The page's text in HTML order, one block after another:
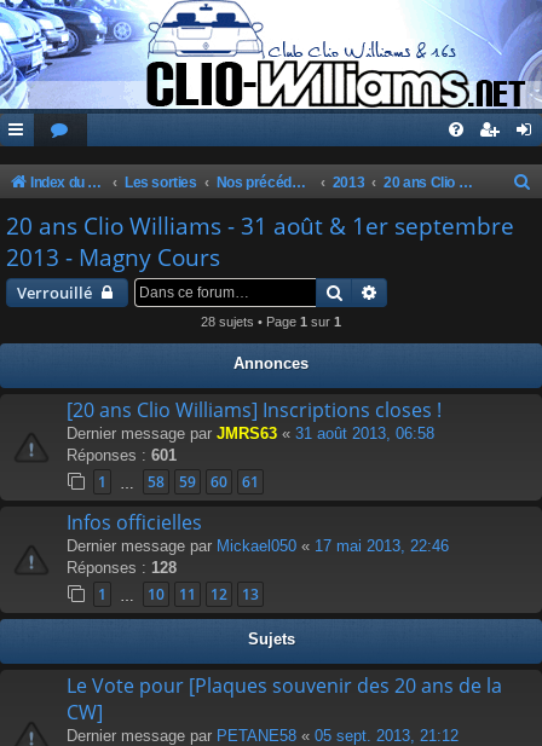
Index du forum Les sorties Nos précédentes sorties 2013 20 ans Clio Williams - 31 août & 1er septembre 2013 - Magny Cours
20 ans Clio Williams - 31 août & 1er septembre
2013 - Magny Cours
Verrouillé Rechercher
28 sujets • Page 1 sur 1
Annonces
[20 ans Clio Williams] Inscriptions closes !
Dernier message par JMRS63 « 31 août 2013, 06:58
Réponses : 601
1 58 59 60 61
Infos officielles
Dernier message par Mickael050 « 17 mai 2013, 22:46
Réponses : 128
1 10 11 12 13
Sujets
Le Vote pour [Plaques souvenir des 20 ans de la
CW]
Dernier message par PETANE58 « 05 sept. 2013, 21:12